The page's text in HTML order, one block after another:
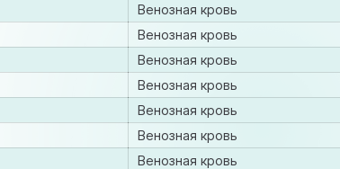
Венозная кровь
Венозная кровь
Венозная кровь
Венозная кровь
Венозная кровь
Венозная кровь
Венозная кровь